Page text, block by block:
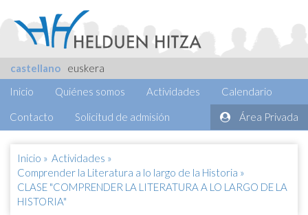
castellano
euskera
Inicio
Quiénes somos Actividades Calendario
Contacto Solicitud de admisión Área Privada
Inicio » Actividades »
Comprender la Literatura a lo largo de la Historia »
CLASE "COMPRENDER LA LITERATURA A LO LARGO DE LA
HISTORIA"